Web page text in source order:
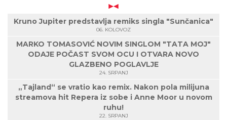
Kruno Jupiter predstavlja remiks singla "Sunčanica"
06. KOLOVOZ
MARKO TOMASOVIĆ NOVIM SINGLOM "TATA MOJ"
ODAJE POČAST SVOM OCU I OTVARA NOVO
GLAZBENO POGLAVLJE
24. SRPANJ
„Tajland“ se vratio kao remix. Nakon pola milijuna
streamova hit Repera iz sobe i Anne Moor u novom
ruhu!
22. SRPANJ